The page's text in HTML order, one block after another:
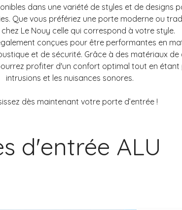
dans une variété de styles et de designs
Que vous préfériez une porte moderne ou
Le Nouy celle qui correspond à votre style.
conçues pour être performantes en
et de sécurité. Grâce à des matériaux de
profiter d'un confort optimal tout en
intrusions et les nuisances sonores.
dès maintenant votre porte d’entrée !
d'entrée ALU